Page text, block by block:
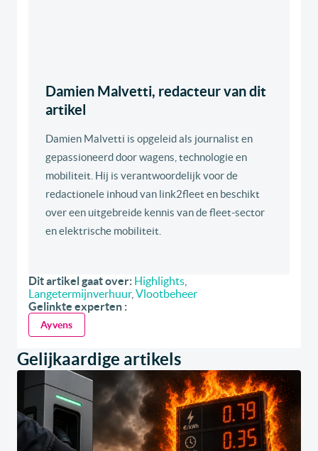
Damien Malvetti, redacteur van dit
artikel
Damien Malvetti is opgeleid als journalist en
gepassioneerd door wagens, technologie en
mobiliteit. Hij is verantwoordelijk voor de
redactionele inhoud van link2fleet en beschikt
over een uitgebreide kennis van de fleet-sector
en elektrische mobiliteit.
Dit artikel gaat over: Highlights
Langetermijnverhuur, Vlootbeheer
Gelinkte experten :
Ayvens
Gelijkaardige artikels